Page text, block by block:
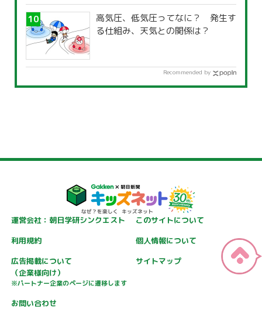
高気圧、低気圧ってなに？ 発生す
る仕組み、天気との関係は？
Recommended by
運営会社：朝日学研シンクエスト
このサイトについて
利用規約
個人情報について
広告掲載について
（企業様向け）
※パートナー企業のページに遷移します
サイトマップ
お問い合わせ